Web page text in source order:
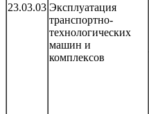
23.03.03 Эксплуатация
транспортно-
технологических
машин и
комплексов